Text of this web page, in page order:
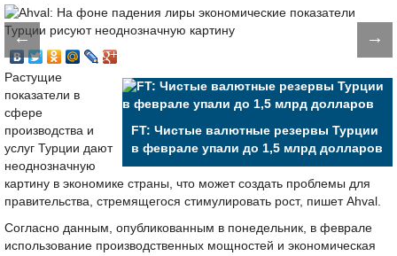
← →
FT: Чистые валютные резервы Турции
в феврале упали до 1,5 млрд долларов
Растущие
показатели в
сфере
производства и
услуг Турции дают
неоднозначную
картину в экономике страны, что может создать проблемы для
правительства, стремящегося стимулировать рост, пишет Ahval.
Согласно данным, опубликованным в понедельник, в феврале
использование производственных мощностей и экономическая